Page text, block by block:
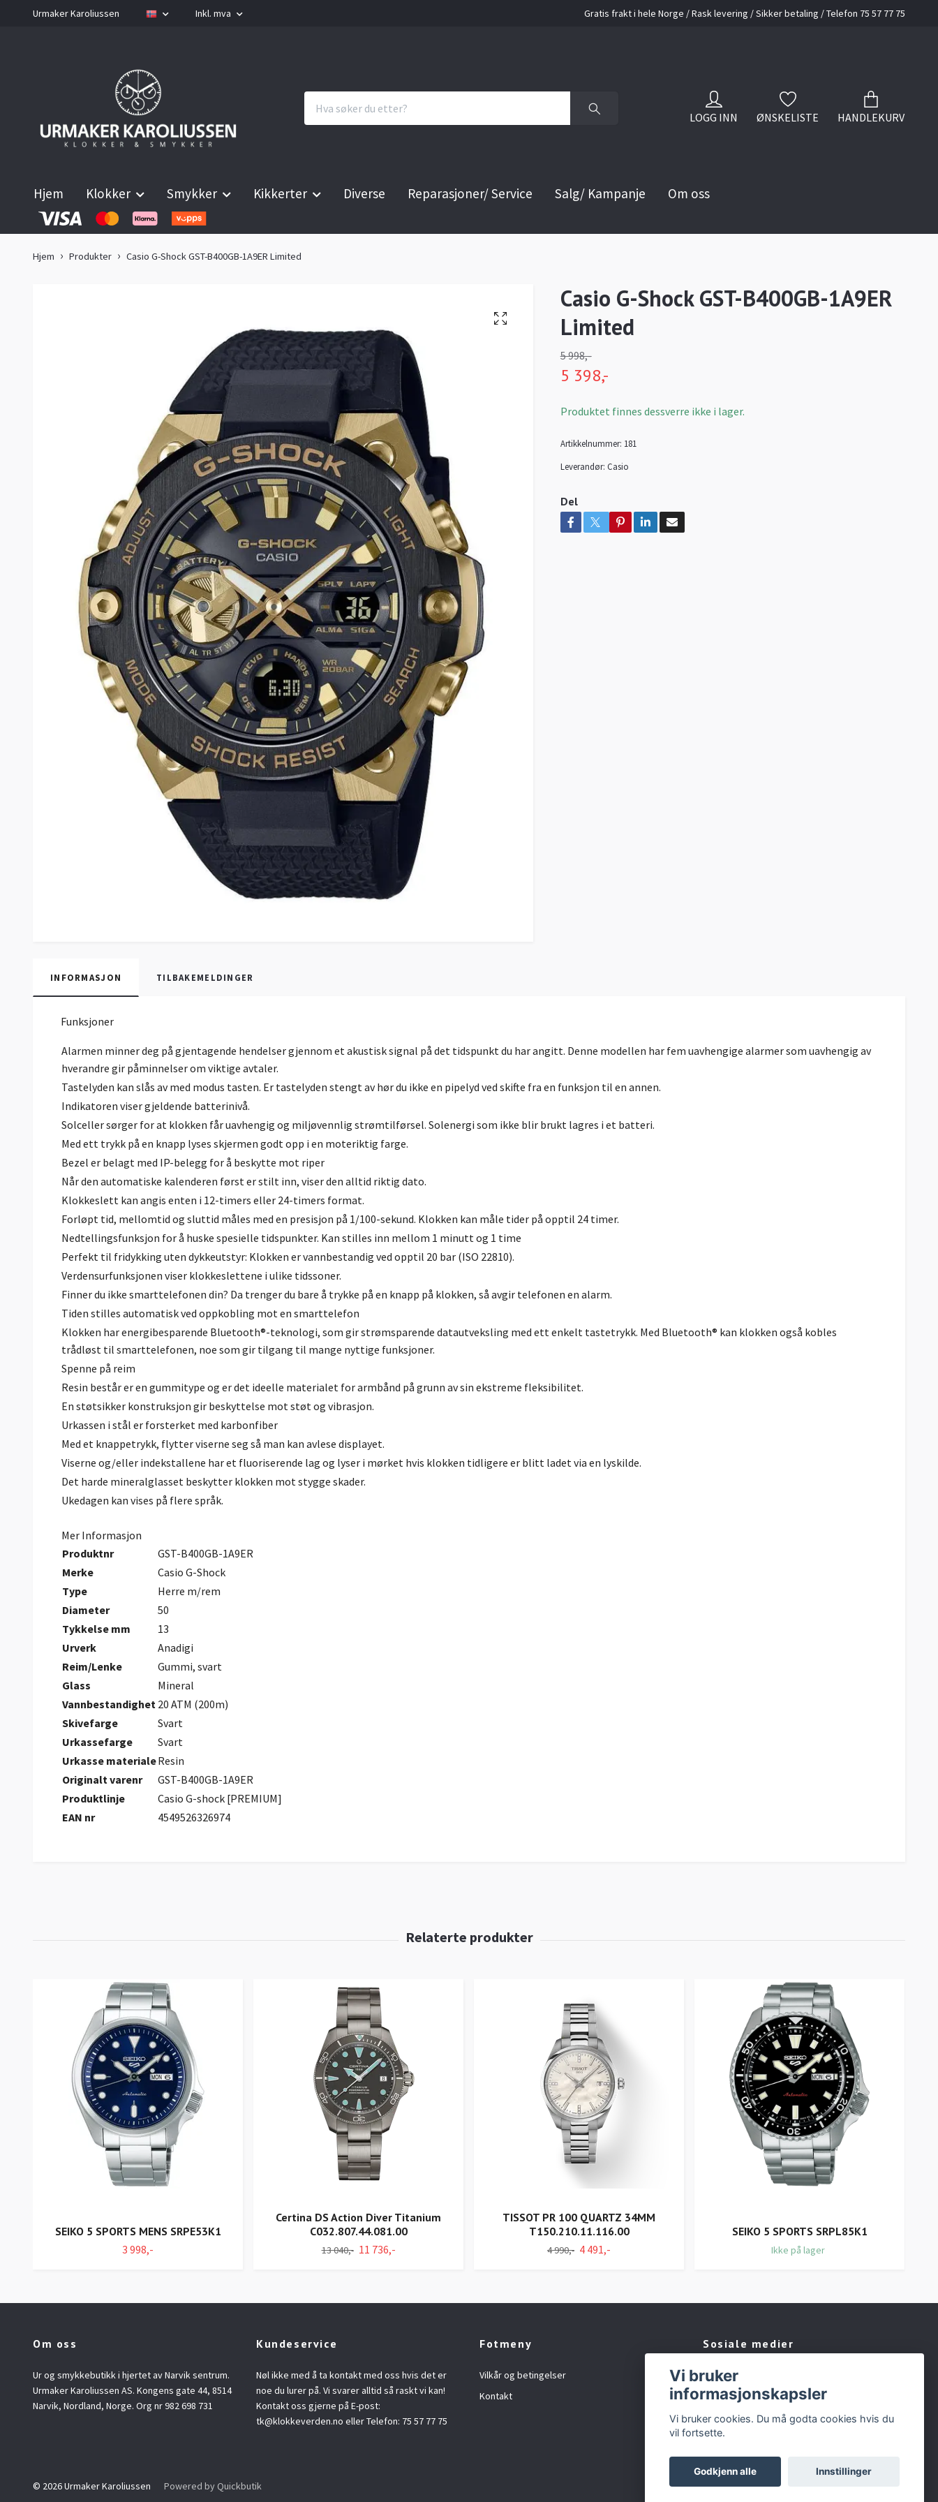
Urmaker Karoliussen Inkl. mva Gratis frakt i hele Norge / Rask levering / Sikker betaling / Telefon 75 57 77 75
LOGG INN ØNSKELISTE HANDLEKURV
Hjem Klokker Smykker Kikkerter Diverse Reparasjoner/ Service Salg/ Kampanje Om oss
Hjem Produkter Casio G-Shock GST-B400GB-1A9ER Limited
Casio G-Shock GST-B400GB-1A9ER
Limited
5 998,-
5 398,-
Produktet finnes dessverre ikke i lager.
Artikkelnummer: 181
Leverandør: Casio
Del
INFORMASJON TILBAKEMELDINGER
Funksjoner
Alarmen minner deg på gjentagende hendelser gjennom et akustisk signal på det tidspunkt du har angitt. Denne modellen har fem uavhengige alarmer som uavhengig av
hverandre gir påminnelser om viktige avtaler.
Tastelyden kan slås av med modus tasten. Er tastelyden stengt av hør du ikke en pipelyd ved skifte fra en funksjon til en annen.
Indikatoren viser gjeldende batterinivå.
Solceller sørger for at klokken får uavhengig og miljøvennlig strømtilførsel. Solenergi som ikke blir brukt lagres i et batteri.
Med ett trykk på en knapp lyses skjermen godt opp i en moteriktig farge.
Bezel er belagt med IP-belegg for å beskytte mot riper
Når den automatiske kalenderen først er stilt inn, viser den alltid riktig dato.
Klokkeslett kan angis enten i 12-timers eller 24-timers format.
Forløpt tid, mellomtid og sluttid måles med en presisjon på 1/100-sekund. Klokken kan måle tider på opptil 24 timer.
Nedtellingsfunksjon for å huske spesielle tidspunkter. Kan stilles inn mellom 1 minutt og 1 time
Perfekt til fridykking uten dykkeutstyr: Klokken er vannbestandig ved opptil 20 bar (ISO 22810).
Verdensurfunksjonen viser klokkeslettene i ulike tidssoner.
Finner du ikke smarttelefonen din? Da trenger du bare å trykke på en knapp på klokken, så avgir telefonen en alarm.
Tiden stilles automatisk ved oppkobling mot en smarttelefon
Klokken har energibesparende Bluetooth®-teknologi, som gir strømsparende datautveksling med ett enkelt tastetrykk. Med Bluetooth® kan klokken også kobles
trådløst til smarttelefonen, noe som gir tilgang til mange nyttige funksjoner.
Spenne på reim
Resin består er en gummitype og er det ideelle materialet for armbånd på grunn av sin ekstreme fleksibilitet.
En støtsikker konstruksjon gir beskyttelse mot støt og vibrasjon.
Urkassen i stål er forsterket med karbonfiber
Med et knappetrykk, flytter viserne seg så man kan avlese displayet.
Viserne og/eller indekstallene har et fluoriserende lag og lyser i mørket hvis klokken tidligere er blitt ladet via en lyskilde.
Det harde mineralglasset beskytter klokken mot stygge skader.
Ukedagen kan vises på flere språk.
Mer Informasjon
Produktnr
GST-B400GB-1A9ER
Merke
Casio G-Shock
Type
Herre m/rem
Diameter
50
Tykkelse mm
13
Urverk
Anadigi
Reim/Lenke
Gummi, svart
Glass
Mineral
Vannbestandighet 20 ATM (200m)
Skivefarge
Svart
Urkassefarge
Svart
Urkasse materialeResin
Originalt varenr
GST-B400GB-1A9ER
Produktlinje
Casio G-shock [PREMIUM]
EAN nr
4549526326974
SEIKO 5 SPORTS MENS SRPE53K1
3 998,-
Certina DS Action Diver Titanium
C032.807.44.081.00
13 040,- 11 736,-
TISSOT PR 100 QUARTZ 34MM
T150.210.11.116.00
4 990,- 4 491,-
SEIKO 5 SPORTS SRPL85K1
Ikke på lager
Om oss
Ur og smykkebutikk i hjertet av Narvik sentrum.
Urmaker Karoliussen AS. Kongens gate 44, 8514
Narvik, Nordland, Norge. Org nr 982 698 731
Kundeservice
Nøl ikke med å ta kontakt med oss hvis det er
noe du lurer på. Vi svarer alltid så raskt vi kan!
Kontakt oss gjerne på E-post:
tk@klokkeverden.no eller Telefon: 75 57 77 75
Fotmeny
Vilkår og betingelser
Kontakt
Sosiale medier
Facebook
Instagram
© 2026 Urmaker Karoliussen Powered by Quickbutik
Vi bruker
informasjonskapsler
Vi bruker cookies. Du må godta cookies hvis du
vil fortsette.
Godkjenn alle Innstillinger